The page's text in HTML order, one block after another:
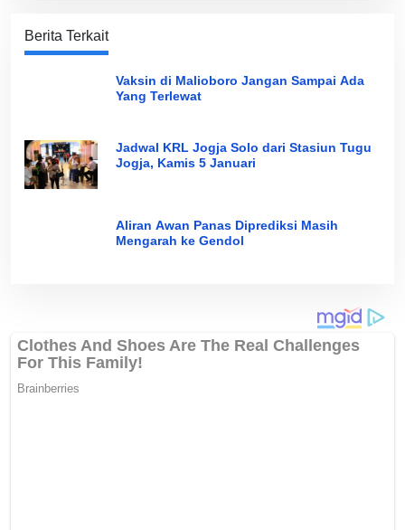
Berita Terkait
Vaksin di Malioboro Jangan Sampai Ada
Yang Terlewat
Jadwal KRL Jogja Solo dari Stasiun Tugu
Jogja, Kamis 5 Januari
Aliran Awan Panas Diprediksi Masih
Mengarah ke Gendol